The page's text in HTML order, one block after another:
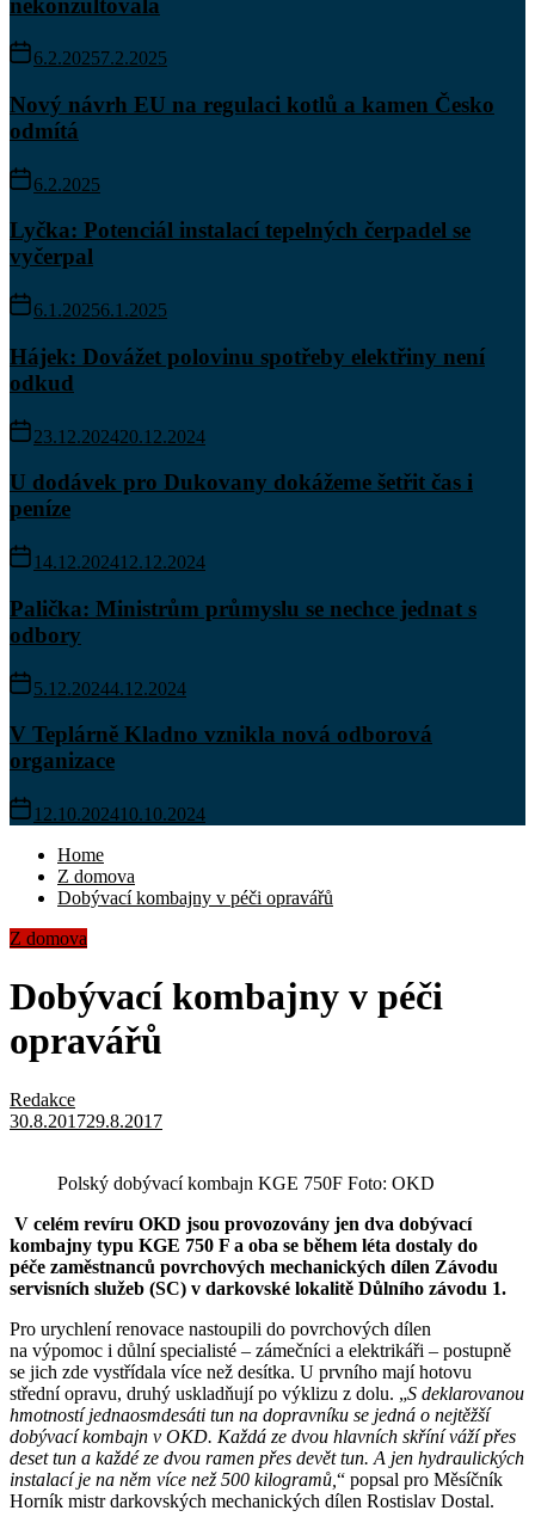
6.2.20257.2.2025
Nový návrh EU na regulaci kotlů a kamen Česko
odmítá
6.2.2025
Lyčka: Potenciál instalací tepelných čerpadel se
vyčerpal
6.1.20256.1.2025
Hájek: Dovážet polovinu spotřeby elektřiny není
odkud
23.12.202420.12.2024
U dodávek pro Dukovany dokážeme šetřit čas i
peníze
14.12.202412.12.2024
Palička: Ministrům průmyslu se nechce jednat s
odbory
5.12.20244.12.2024
V Teplárně Kladno vznikla nová odborová
organizace
12.10.202410.10.2024
Home
Z domova
Dobývací kombajny v péči opravářů
Z domova
Dobývací kombajny v péči
opravářů
Redakce
30.8.201729.8.2017
Polský dobývací kombajn KGE 750F Foto: OKD
V celém revíru OKD jsou provozovány jen dva dobývací
kombajny typu KGE 750 F a oba se během léta dostaly do
péče zaměstnanců povrchových mechanických dílen Závodu
servisních služeb (SC) v darkovské lokalitě Důlního závodu 1.
Pro urychlení renovace nastoupili do povrchových dílen
na výpomoc i důlní specialisté – zámečníci a elektrikáři – postupně
se jich zde vystřídala více než desítka. U prvního mají hotovu
střední opravu, druhý uskladňují po výklizu z dolu. „S deklarovanou
hmotností jednaosmdesáti tun na dopravníku se jedná o nejtěžší
dobývací kombajn v OKD. Každá ze dvou hlavních skříní váží přes
deset tun a každé ze dvou ramen přes devět tun. A jen hydraulických
instalací je na něm více než 500 kilogramů, “ popsal pro Měsíčník
Horník mistr darkovských mechanických dílen Rostislav Dostal.